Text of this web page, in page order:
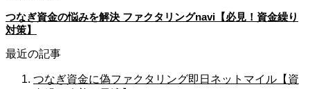
つなぎ資金の悩みを解決 ファクタリングnavi【必見！資金繰り
対策】
最近の記事
つなぎ資金に偽ファクタリング即日ネットマイル【資